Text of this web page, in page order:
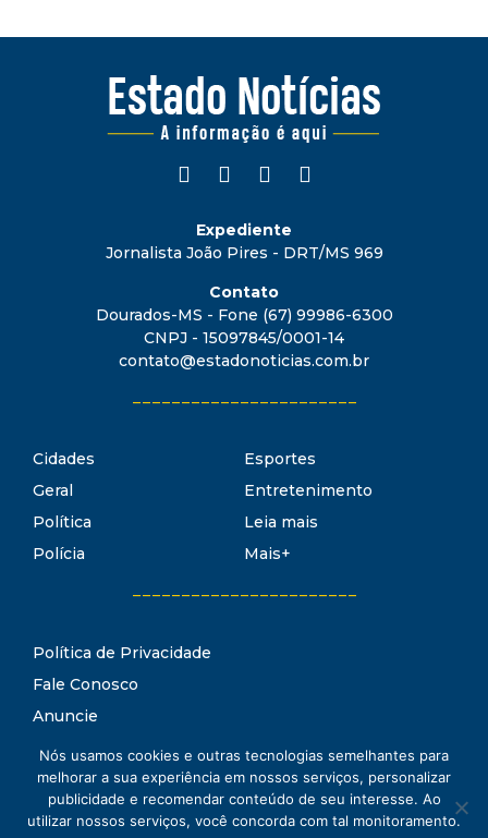
Expediente
Jornalista João Pires - DRT/MS 969
Contato
Dourados-MS - Fone (67) 99986-6300
CNPJ - 15097845/0001-14
contato@estadonoticias.com.br
Cidades
Geral
Política
Polícia
Esportes
Entretenimento
Leia mais
Mais+
Política de Privacidade
Fale Conosco
Anuncie
Termos de Uso
Conheça oEstado Notícias
Nós usamos cookies e outras tecnologias semelhantes para
melhorar a sua experiência em nossos serviços, personalizar
publicidade e recomendar conteúdo de seu interesse. Ao
utilizar nossos serviços, você concorda com tal monitoramento.